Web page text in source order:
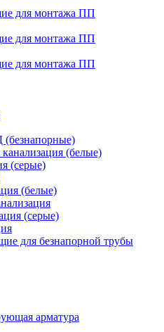
для монтажа ПП
для монтажа ПП
для монтажа ПП
(белые)
(серые)
(белые)
(серые)
для безнапорной трубы
арматура